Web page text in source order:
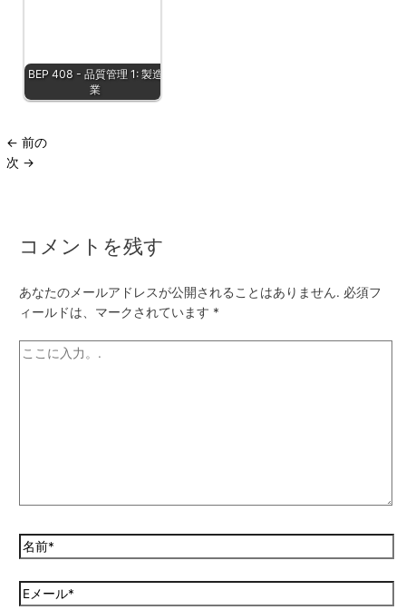
BEP 408 - 品質管理 1: 製造
業
← 前の
次 →
コメントを残す
あなたのメールアドレスが公開されることはありません. 必須フ
ィールドは、マークされています *